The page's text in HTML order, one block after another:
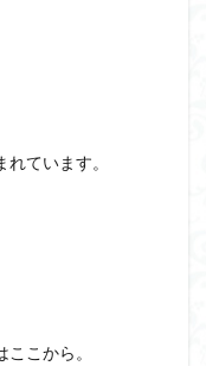
ています。
こから。